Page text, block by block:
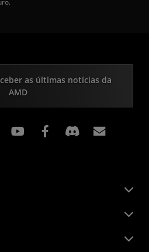
as últimas notícias da
AMD
Instagram Facebook